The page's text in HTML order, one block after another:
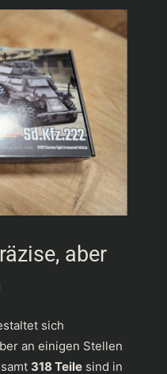
aber
sich
an einigen Stellen
318 Teile sind in